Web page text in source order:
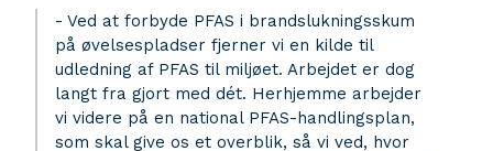
- Ved at forbyde PFAS i brandslukningsskum
på øvelsespladser fjerner vi en kilde til
udledning af PFAS til miljøet. Arbejdet er dog
langt fra gjort med dét. Herhjemme arbejder
vi videre på en national PFAS-handlingsplan,
som skal give os et overblik, så vi ved, hvor